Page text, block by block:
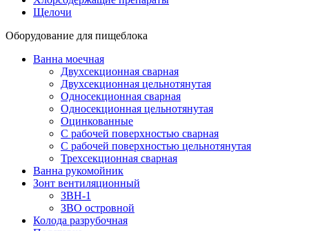
Щелочи
Оборудование для пищеблока
Ванна моечная
Двухсекционная сварная
Двухсекционная цельнотянутая
Односекционная сварная
Односекционная цельнотянутая
Оцинкованные
С рабочей поверхностью сварная
С рабочей поверхностью цельнотянутая
Трехсекционная сварная
Ванна рукомойник
Зонт вентиляционный
ЗВН-1
ЗВО островной
Колода разрубочная